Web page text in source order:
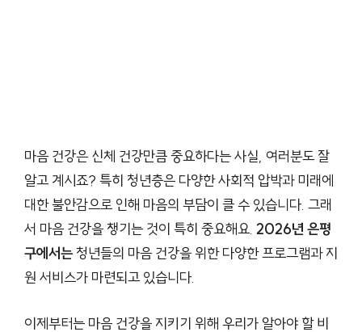
마음 건강은 신체 건강만큼 중요하다는 사실, 여러분도 잘
알고 계시죠? 특히 청년층은 다양한 사회적 압박과 미래에
대한 불안감으로 인해 마음의 부담이 클 수 있습니다. 그래
서 마음 건강을 챙기는 것이 특히 중요해요. 2026년 은평
구에서는 청년들의 마음 건강을 위한 다양한 프로그램과 지
원 서비스가 마련되고 있습니다.
이제부터는 마음 건강을 지키기 위해 우리가 알아야 할 비